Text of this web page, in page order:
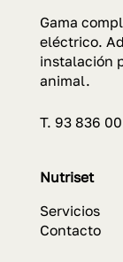
Gama
eléctrico.
instalación
animal.
T. 93 836
Nutriset
Servicios
Contacto